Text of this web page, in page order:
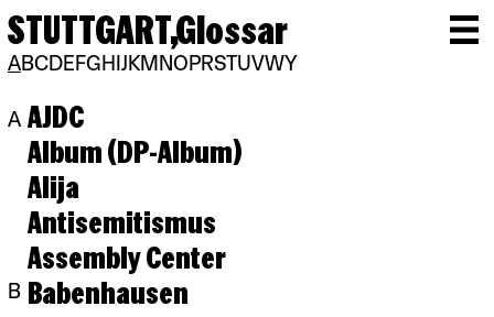
STUTTGART,Glossar
ABCDEFGH JKM NOPRSTUVWY
A AJDC
Album (DP-Album)
Alija
Antisemitismus
Assembly Center
B Babenhausen